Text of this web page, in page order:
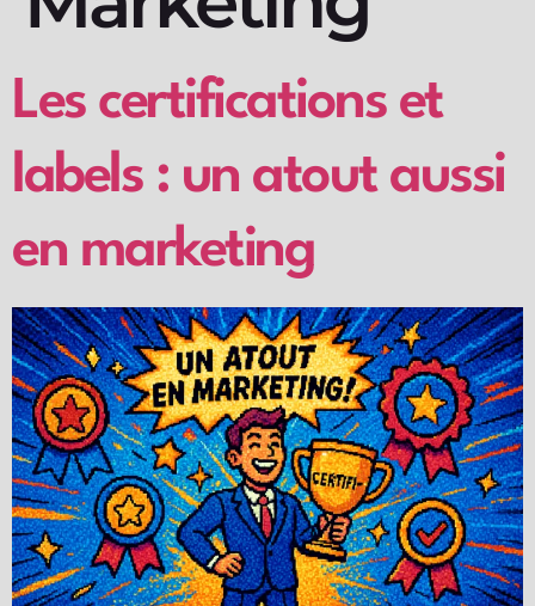
Les certifications et
labels : un atout aussi
en marketing